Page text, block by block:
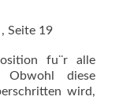
, Seite 19
fu¨r alle
Obwohl diese
wird,